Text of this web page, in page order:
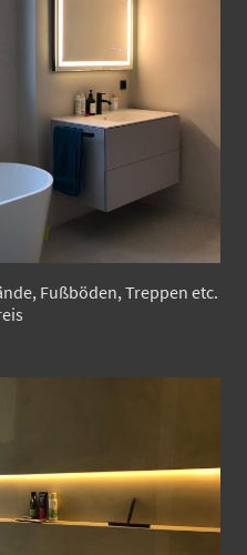
Fußböden, Treppen etc.